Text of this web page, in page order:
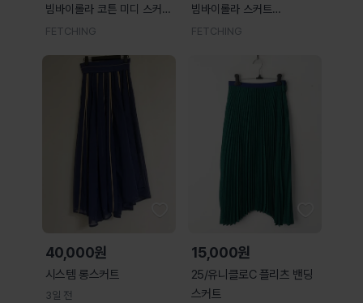
빔바이롤라 코튼 미디 스커트
버튼 261BR485010070
FETCHING
빔바이롤라 스커트
261BR482211220 SAND
FETCHING
40,000원
시스템 롱스커트
3일 전
15,000원
25/유니클로C 플리츠 밴딩
스커트